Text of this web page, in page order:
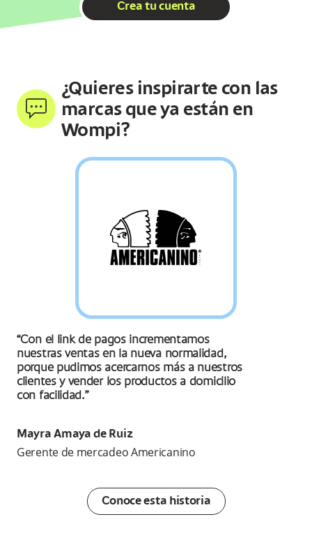
Crea tu cuenta
¿Quieres inspirarte con las
marcas que ya están en
Wompi?
“Con el link de pagos incrementamos
nuestras ventas en la nueva normalidad,
porque pudimos acercarnos más a nuestros
clientes y vender los productos a domicilio
con facilidad.”
Mayra Amaya de Ruiz
Gerente de mercadeo Americanino
Conoce esta historia